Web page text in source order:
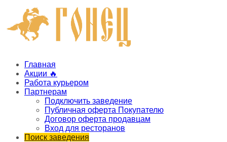
Главная
Акции 🔥
Работа курьером
Партнерам
Подключить заведение
Публичная оферта Покупателю
Договор оферта продавцам
Вход для ресторанов
Поиск заведения